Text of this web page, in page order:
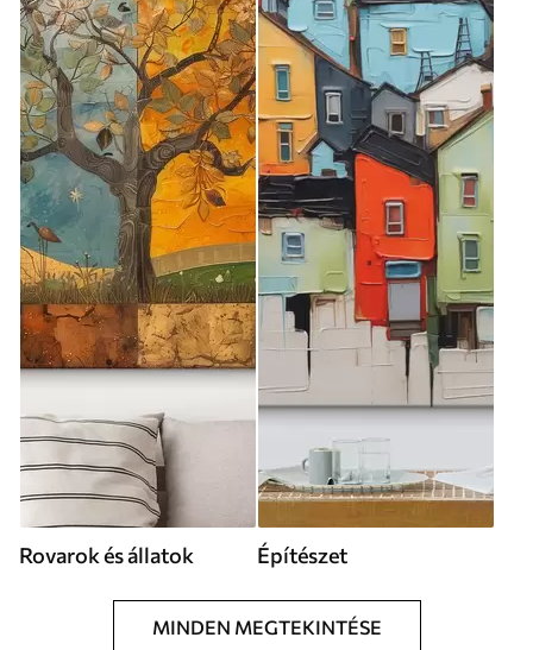
Rovarok és állatok Építészet
MINDEN MEGTEKINTÉSE